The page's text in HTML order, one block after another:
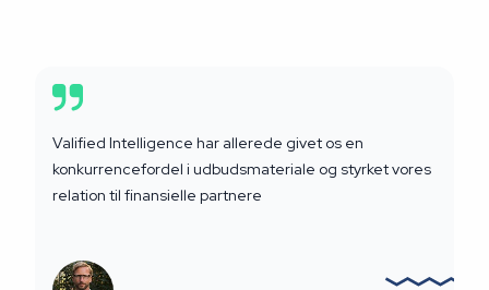
Valified Intelligence har allerede givet os en
konkurrencefordel i udbudsmateriale og styrket vores
relation til finansielle partnere